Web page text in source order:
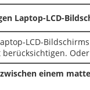
Laptop-LCD-
LCD-
einem